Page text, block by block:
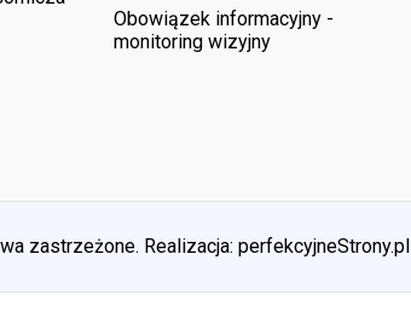
Obowiązek informacyjny -
monitoring wizyjny
zastrzeżone. Realizacja: perfekcyjneStrony.pl